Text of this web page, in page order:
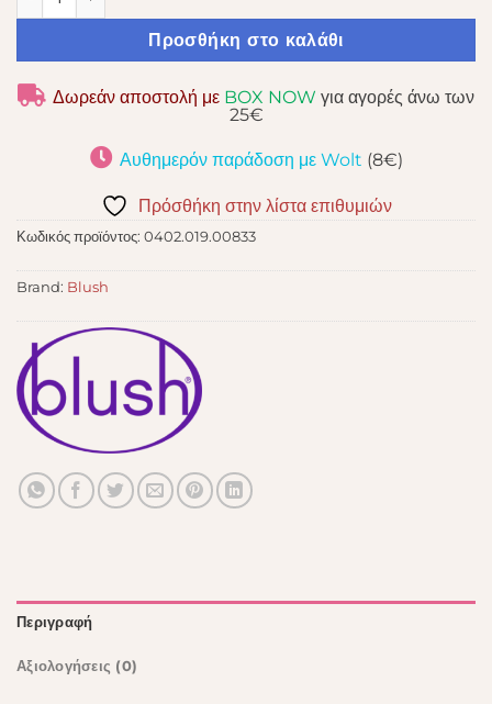
Προσθήκη στο καλάθι
Δωρεάν αποστολή με BOX NOW για αγορές άνω των
25€
Αυθημερόν παράδοση με Wolt (8€)
Πρόσθήκη στην λίστα επιθυμιών
Κωδικός προϊόντος: 0402.019.00833
Brand: Blush
Περιγραφή
Αξιολογήσεις (0)